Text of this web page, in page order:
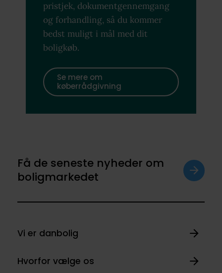
pristjek, dokumentgennemgang
og forhandling, så du kommer
bedst muligt i mål med dit
boligkøb.
Se mere om
køberrådgivning
Få de seneste nyheder om
boligmarkedet
Vi er danbolig
Hvorfor vælge os